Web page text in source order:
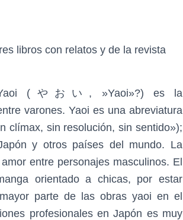
libros con relatos y de la revista
(やおい, »Yaoi»?) es la
varones. Yaoi es una abreviatura
clímax, sin resolución, sin sentido»);
y otros países del mundo. La
entre personajes masculinos. El
orientado a chicas, por estar
parte de las obras yaoi en el
profesionales en Japón es muy